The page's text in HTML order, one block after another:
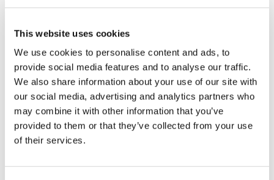
This website uses cookies
We use cookies to personalise content and ads, to
provide social media features and to analyse our traffic.
We also share information about your use of our site with
our social media, advertising and analytics partners who
may combine it with other information that you’ve
provided to them or that they’ve collected from your use
of their services.
En cuanto al resto de las marcas La Moderna (6), Pepsi